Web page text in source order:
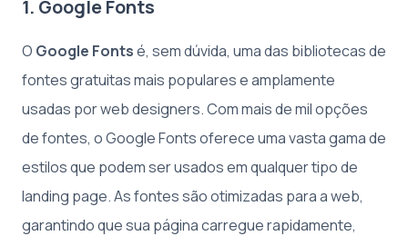
1. Google Fonts
O Google Fontsé, sem dúvida, uma das bibliotecas de
fontes gratuitas mais populares e amplamente
usadas por web designers. Com mais de mil opções
de fontes, o Google Fonts oferece uma vasta gama de
estilos que podem ser usados em qualquer tipo de
landing page. As fontes são otimizadas para a web,
garantindo que sua página carregue rapidamente,